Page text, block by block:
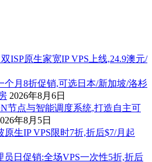
ISP原生家宽IP VPS上线,24.9澳元/
个月8折促销,可选日本/新加坡/洛杉
2026年8月6日
节点与智能调度系统,打造自主可
年8月5日
生IP VPS限时7折,折后$7/月起
员日促销:全场VPS一次性5折,折后